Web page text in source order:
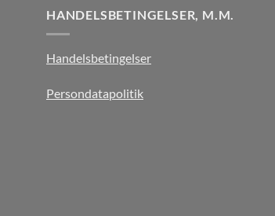
HANDELSBETINGELSER, M.M.
Handelsbetingelser
Persondatapolitik